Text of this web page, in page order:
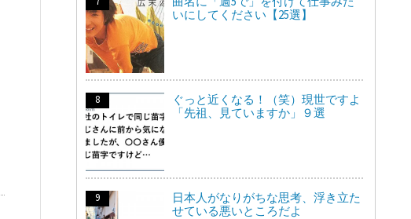
いにしてください【25選】
ぐっと近くなる！（笑）現世ですよ
「先祖、見ていますか」９選
日本人がなりがちな思考、浮き立た
せている悪いところだよ